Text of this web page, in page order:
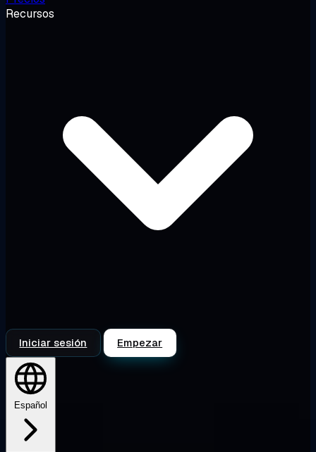
Recursos
Iniciar sesión Empezar
Español